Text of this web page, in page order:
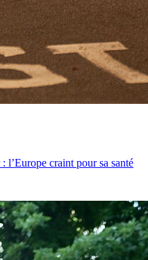
l’Europe craint pour sa santé